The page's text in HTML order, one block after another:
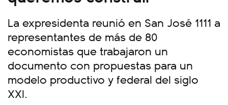
La expresidenta reunió en San José 1111 a
representantes de más de 80
economistas que trabajaron un
documento con propuestas para un
modelo productivo y federal del siglo
XXI.